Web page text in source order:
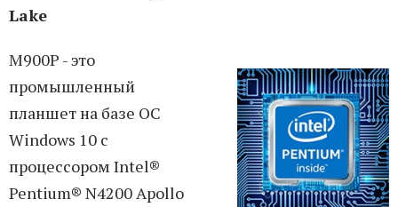
Lake
M900P - это
промышленный
планшет на базе ОС
Windows 10 с
процессором Intel®
Pentium® N4200 Apollo